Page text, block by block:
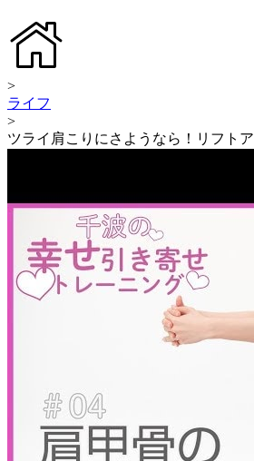
>
ライフ
>
ツライ肩こりにさようなら！リフト